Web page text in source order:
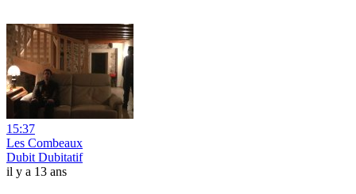
15:37
Les Combeaux
Dubit Dubitatif
il y a 13 ans